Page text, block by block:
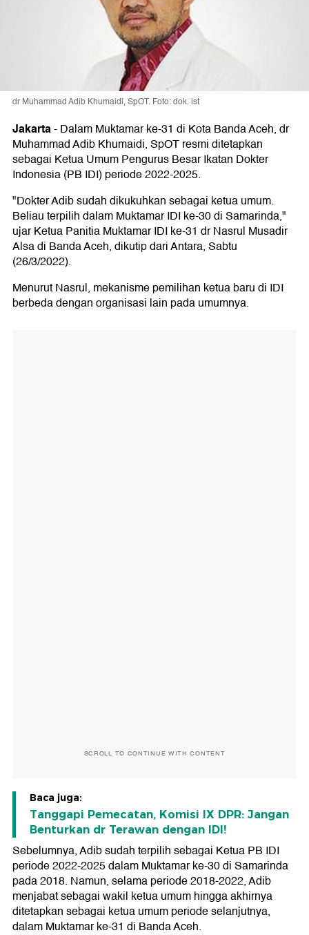
dr Muhammad Adib Khumaidi, SpOT. Foto: dok. ist
Jakarta-Dalam Muktamar ke-31 di Kota Banda Aceh, dr
Muhammad Adib Khumaidi, SpOT resmi ditetapkan
sebagai Ketua Umum Pengurus Besar Ikatan Dokter
Indonesia (PB IDI) periode 2022-2025.
"Dokter Adib sudah dikukuhkan sebagai ketua umum.
Beliau terpilih dalam Muktamar IDI ke-30 di Samarinda,"
ujar Ketua Panitia Muktamar IDI ke-31 dr Nasrul Musadir
Alsa di Banda Aceh, dikutip dari Antara, Sabtu
(26/3/2022).
Menurut Nasrul, mekanisme pemilihan ketua baru di IDI
berbeda dengan organisasi lain pada umumnya.
SCROLL TO CONTINUE WITH CONTENT
Baca juga:
Tanggapi Pemecatan, Komisi IX DPR: Jangan
Benturkan dr Terawan dengan IDI!
Sebelumnya, Adib sudah terpilih sebagai Ketua PB IDI
periode 2022-2025 dalam Muktamar ke-30 di Samarinda
pada 2018. Namun, selama periode 2018-2022, Adib
menjabat sebagai wakil ketua umum hingga akhirnya
ditetapkan sebagai ketua umum periode selanjutnya,
dalam Muktamar ke-31 di Banda Aceh.